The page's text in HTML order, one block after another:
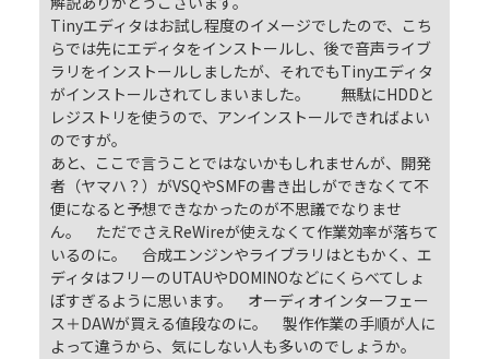
Tinyエディタはお試し程度のイメージでしたので、こち
らでは先にエディタをインストールし、後で音声ライブ
ラリをインストールしましたが、それでもTinyエディタ
がインストールされてしまいました。 無駄にHDDと
レジストリを使うので、アンインストールできればよい
のですが。
あと、ここで言うことではないかもしれませんが、開発
者（ヤマハ？）がVSQやSMFの書き出しができなくて不
便になると予想できなかったのが不思議でなりませ
ん。 ただでさえReWireが使えなくて作業効率が落ちて
いるのに。 合成エンジンやライブラリはともかく、エ
ディタはフリーのUTAUやDOMINOなどにくらべてしょ
ぼすぎるように思います。 オーディオインターフェー
ス＋DAWが買える値段なのに。 製作作業の手順が人に
よって違うから、気にしない人も多いのでしょうか。